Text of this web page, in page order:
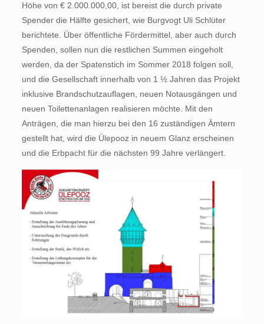
Höhe von € 2.000.000,00, ist bereist die durch private
Spender die Hälfte gesichert, wie Burgvogt Uli Schlüter
berichtete. Über öffentliche Fördermittel, aber auch durch
Spenden, sollen nun die restlichen Summen eingeholt
werden, da der Spatenstich im Sommer 2018 folgen soll,
und die Gesellschaft innerhalb von 1 ½ Jahren das Projekt
inklusive Brandschutzauflagen, neuen Notausgängen und
neuen Toilettenanlagen realisieren möchte. Mit den
Anträgen, die man hierzu bei den 16 zuständigen Ämtern
gestellt hat, wird die Ülepooz in neuem Glanz erscheinen
und die Erbpacht für die nächsten 99 Jahre verlängert.